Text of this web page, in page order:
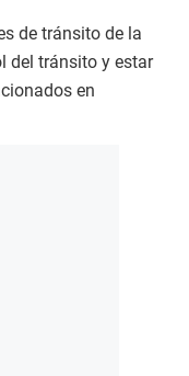
de tránsito de la
del tránsito y estar
en